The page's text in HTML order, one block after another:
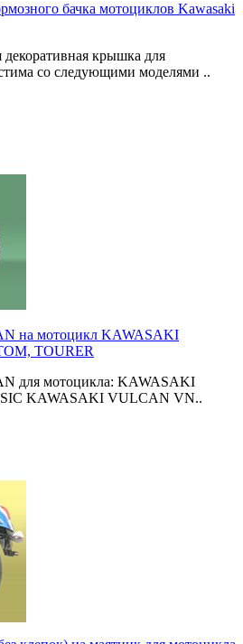
бачка мотоциклов Kawasaki
крышка для
со следующими моделями ..
на мотоцикл KAWASAKI
TOURER
для мотоцикла: KAWASAKI
KAWASAKI VULCAN VN..